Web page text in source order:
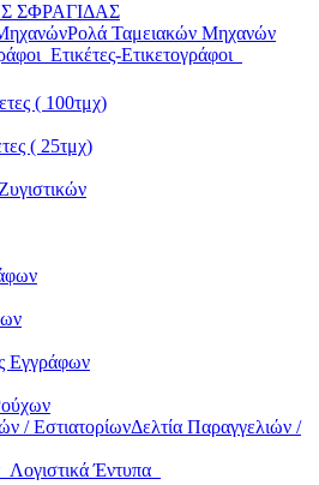
ΣΦΡΑΓΙΔΑΣ
Ρολά Ταμειακών Μηχανών
Ετικέτες-Ετικετογράφοι
( 100τμχ)
( 25τμχ)
Εγγράφων
Δελτία Παραγγελιών /
Λογιστικά Έντυπα